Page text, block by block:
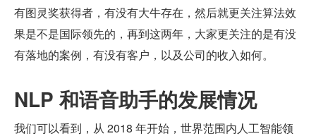
有图灵奖获得者，有没有大牛存在，然后就更关注算法效
果是不是国际领先的，再到这两年，大家更关注的是有没
有落地的案例，有没有客户，以及公司的收入如何。
NLP 和语音助手的发展情况
我们可以看到，从 2018 年开始，世界范围内人工智能领